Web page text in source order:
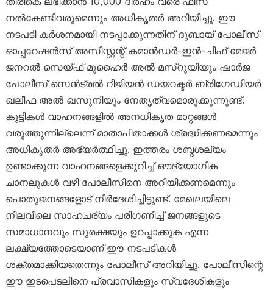
നൽകേണ്ടിവരുമെന്നും അധികൃതർ അറിയിച്ചു. ഈ
നടപടി കർശനമായി നടപ്പാക്കുന്നതിന് ദുബായ് പോലീസ്
ഓപ്പറേഷൻസ് അസിസ്റ്റന്റ് കമാൻഡർ-ഇൻ-ചീഫ് മേജർ
ജനറൽ സെയ്ഫ് മുഹൈർ അൽ മസ്‌റൂയിയും ഷാർജ
പോലീസ് സെൻട്രൽ റീജിയൻ ഡയറക്ടർ ബ്രിഗേഡിയർ
ഖലീഫ അൽ ഖസൂനിയും നേതൃത്വമൊരുക്കുന്നുണ്ട്.
കുട്ടികൾ വാഹനങ്ങളിൽ അനധികൃത മാറ്റങ്ങൾ
വരുത്തുന്നില്ലെന്ന് മാതാപിതാക്കൾ ശ്രദ്ധിക്കണമെന്നും
അധികൃതർ അഭ്യർത്ഥിച്ചു. ഇത്തരം ശബ്ദശല്യം
ഉണ്ടാക്കുന്ന വാഹനങ്ങളെക്കുറിച്ച് ഔദ്യോഗിക
ചാനലുകൾ വഴി പോലീസിനെ അറിയിക്കണമെന്നും
പൊതുജനങ്ങളോട് നിർദേശിച്ചിട്ടുണ്ട്. മേഖലയിലെ
നിലവിലെ സാഹചര്യം പരിഗണിച്ച് ജനങ്ങളുടെ
സമാധാനവും സുരക്ഷയും ഉറപ്പാക്കുക എന്ന
ലക്ഷ്യത്തോടെയാണ് ഈ നടപടികൾ
ശക്തമാക്കിയതെന്നും പോലീസ് അറിയിച്ചു. പോലീസിന്റെ
ഈ ഇടപെടലിനെ പ്രവാസികളും സ്വദേശികളും